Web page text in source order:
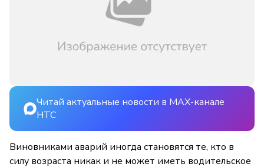
Читай актуальные новости в MAX-канале
НТС
Виновниками аварий иногда становятся те, кто в
силу возраста никак и не может иметь водительское